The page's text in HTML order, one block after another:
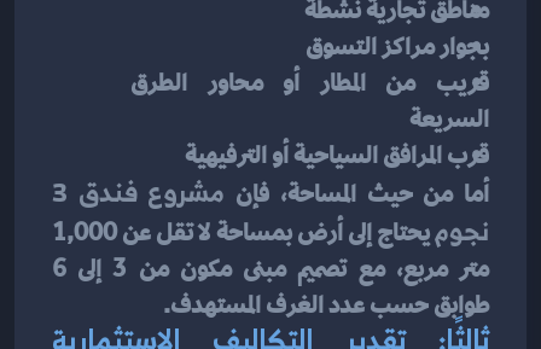
مناطق تجارية نشطة
بجوار مراكز التسوق
السريعة
قرب المرافق السياحية أو الترفيهية
أما من حيث المساحة، فإن
نجوم
طوابق حسب عدد الغرف المستهدف.